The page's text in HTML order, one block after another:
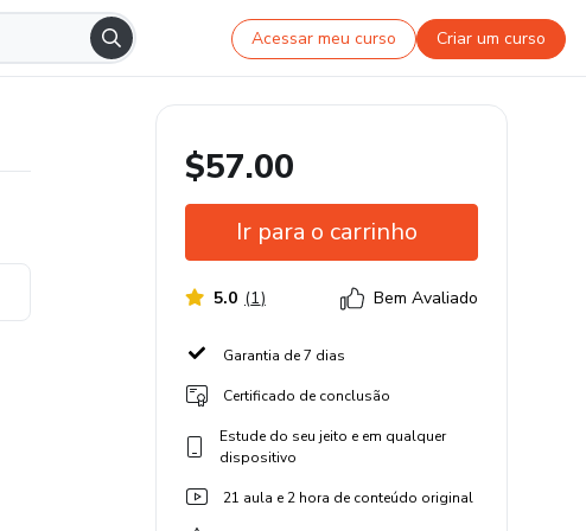
Acessar meu curso Criar um curso
$57.00
Ir para o carrinho
5.0 (1) Bem Avaliado
Garantia de 7 dias
Certificado de conclusão
Estude do seu jeito e em qualquer
dispositivo
21 aula e 2 hora de conteúdo original